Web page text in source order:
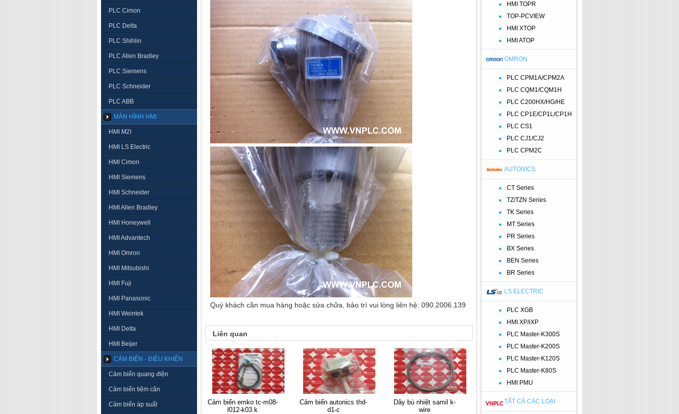
PLC Cimon
PLC Delta
PLC Shihlin
PLC Allen Bradley
PLC Siemens
PLC Schneider
PLC ABB
MÀN HÌNH HMI
HMI M2I
HMI LS Electric
HMI Cimon
HMI Siemens
HMI Schneider
HMI Allen Bradley
HMI Honeywell
HMI Advantech
HMI Omron
HMI Mitsubishi
HMI Fuji
HMI Panasonic
HMI Weintek
HMI Delta
HMI Beijer
CẢM BIẾN - ĐIỀU KHIỂN
Cảm biến quang điện
Cảm biến tiệm cận
Cảm biến áp suất
HMI TOPR
TOP-PCVIEW
HMI XTOP
HMI ATOP
OMRON
PLC CPM1A/CPM2A
PLC CQM1/CQM1H
PLC C200HX/HG/HE
PLC CP1E/CP1L/CP1H
PLC CS1
PLC CJ1/CJ2
PLC CPM2C
AUTONICS
CT Series
TZ/TZN Series
TK Series
MT Series
PR Series
BX Series
BEN Series
BR Series
LS ELECTRIC
PLC XGB
HMI XP/iXP
PLC Master-K300S
PLC Master-K200S
PLC Master-K120S
PLC Master-K80S
HMI PMU
TẤT CẢ CÁC LOẠI
Quý khách cần mua hàng hoặc sửa chữa, bảo trì vui lòng liên hệ: 090.2006.139
Liên quan
cảm biến emko tc-m08-
l012-k03.k
cảm biến autonics thd-
d1-c
dây bù nhiệt samil k-
wire